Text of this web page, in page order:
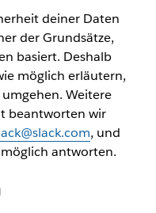
deiner Daten
der Grundsätze,
basiert. Deshalb
möglich erläutern,
Weitere
beantworten wir
, und
antworten.